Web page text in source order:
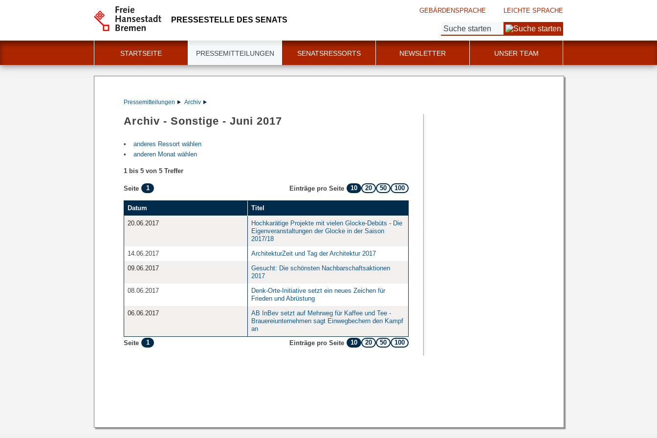
PRESSESTELLE DES SENATS
GEBÄRDENSPRACHE LEICHTE SPRACHE
Suche:
STARTSEITE PRESSEMITTEILUNGEN SENATSRESSORTS NEWSLETTER UNSER TEAM
Pressemitteilungen Archiv
Archiv - Sonstige - Juni 2017
anderes Ressort wählen
anderen Monat wählen
1 bis 5 von 5 Treffer
Seite 1 Einträge pro Seite 10 20 50 100
Datum Titel
20.06.2017
Hochkarätige Projekte mit vielen Glocke-Debüts - Die
Eigenveranstaltungen der Glocke in der Saison
2017/18
14.06.2017
ArchitekturZeit und Tag der Architektur 2017
09.06.2017
Gesucht: Die schönsten Nachbarschaftsaktionen
2017
08.06.2017
Denk-Orte-Initiative setzt ein neues Zeichen für
Frieden und Abrüstung
06.06.2017
AB InBev setzt auf Mehrweg für Kaffee und Tee -
Brauereiunternehmen sagt Einwegbechern den Kampf
an
Seite
1 Einträge pro Seite 10 20 50 100